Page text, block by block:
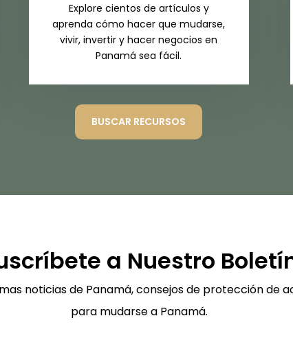
Explore cientos de artículos y
aprenda cómo hacer que mudarse,
vivir, invertir y hacer negocios en
Panamá sea fácil.
BUSCAR RECURSOS
a Nuestro
noticias de Panamá, consejos de protección de
para mudarse a Panamá.